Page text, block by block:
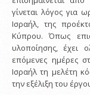
γίνεται λόγος για
Ισραήλ, της
Κύπρου. Όπως
υλοποίησης, έχει
επόμενες ημέρες
Ισραήλ τη μελέτη
την εξέλιξη του